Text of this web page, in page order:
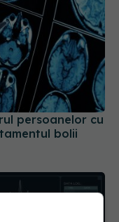
persoanelor cu
bolii